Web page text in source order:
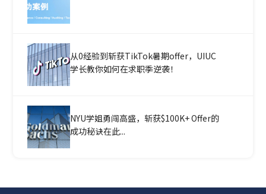
从0经验到斩获TikTok暑期offer，UIUC
学长教你如何在求职季逆袭！
NYU学姐勇闯高盛，斩获$100K+ Offer的
成功秘诀在此...